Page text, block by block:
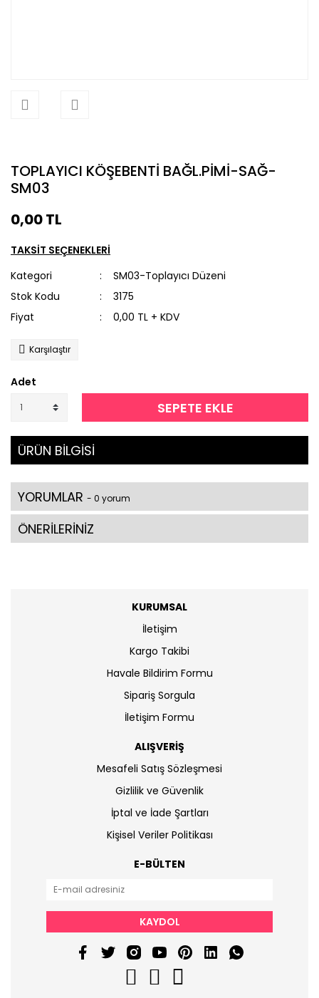
TOPLAYICI KÖŞEBENTİ BAĞL.PİMİ-SAĞ-
SM03
0,00 TL
TAKSİT SEÇENEKLERİ
Kategori
SM03-Toplayıcı Düzeni
Stok Kodu
3175
Fiyat
0,00 TL + KDV
Karşılaştır
Adet
SEPETE EKLE
ÜRÜN BİLGİSİ
YORUMLAR - 0 yorum
ÖNERİLERİNİZ
KURUMSAL
İletişim
Kargo Takibi
Havale Bildirim Formu
Sipariş Sorgula
İletişim Formu
ALIŞVERİŞ
Mesafeli Satış Sözleşmesi
Gizlilik ve Güvenlik
İptal ve İade Şartları
Kişisel Veriler Politikası
E-BÜLTEN
KAYDOL